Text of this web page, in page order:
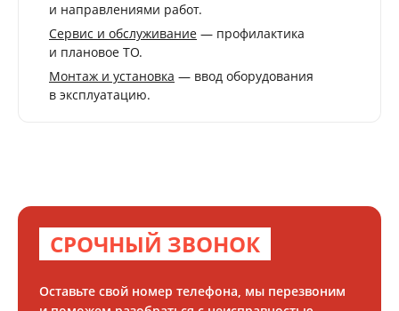
и направлениями работ.
Сервис и обслуживание — профилактика
и плановое ТО.
Монтаж и установка — ввод оборудования
в эксплуатацию.
СРОЧНЫЙ ЗВОНОК
Оставьте свой номер телефона, мы перезвоним